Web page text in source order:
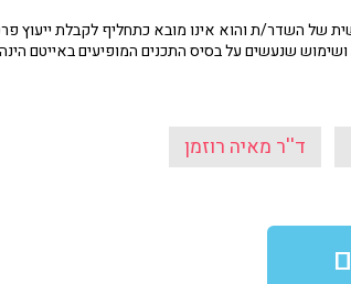
של השדר/ת והוא אינו מובא כתחליף לקבלת ייעוץ
שנעשים על בסיס התכנים המופיעים באייטם
ד''ר מאיה רוזמן